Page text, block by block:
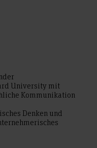
University mit
Kommunikation
Denken und